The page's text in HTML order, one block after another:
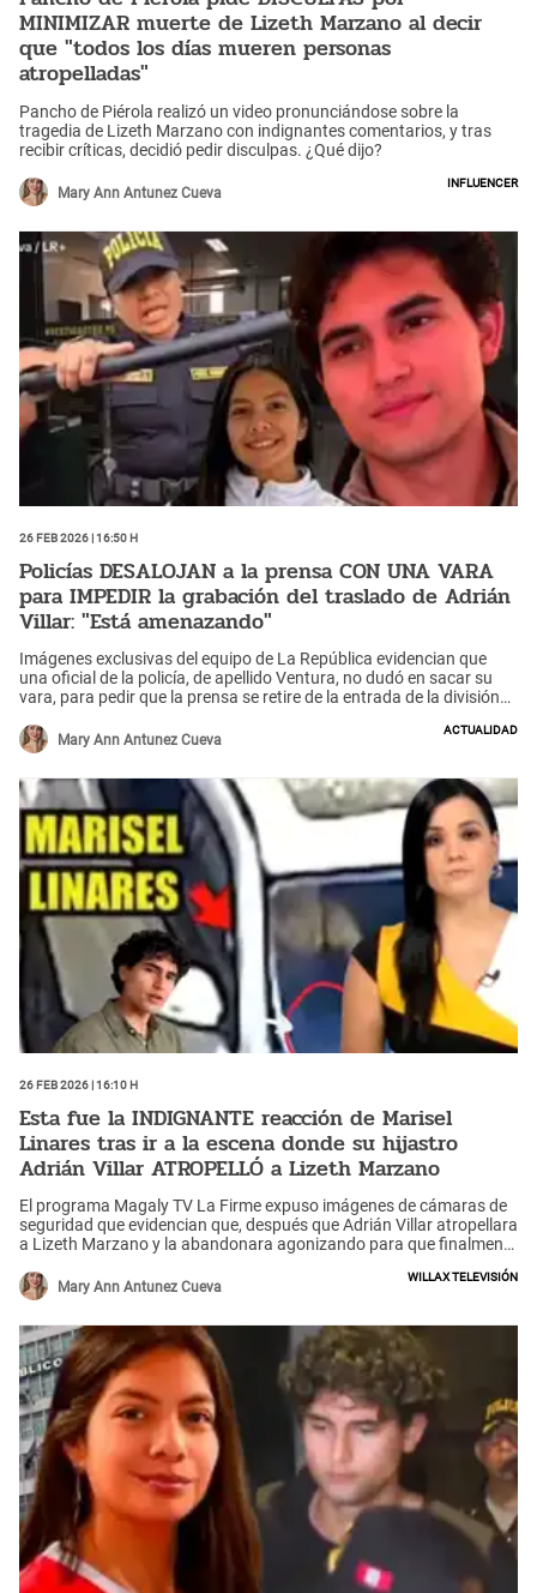
MINIMIZAR muerte de Lizeth Marzano al decir
que "todos los días mueren personas
atropelladas"
Pancho de Piérola realizó un video pronunciándose sobre la
tragedia de Lizeth Marzano con indignantes comentarios, y tras
recibir críticas, decidió pedir disculpas. ¿Qué dijo?
Mary Ann Antunez Cueva
Influencer
26 Feb 2026 | 16:50 h
Policías DESALOJAN a la prensa CON UNA VARA
para IMPEDIR la grabación del traslado de Adrián
Villar: "Está amenazando"
Imágenes exclusivas del equipo de La República evidencian que
una oficial de la policía, de apellido Ventura, no dudó en sacar su
vara, para pedir que la prensa se retire de la entrada de la división
quien se encuentra detenido por atropellar a Lizeth Marzano. En las
imágenes, la prensa reclama que la policía los estaría amenazando
sentían intocables?", se lee entre otros comentarios.
Mary Ann Antunez Cueva
Actualidad
26 Feb 2026 | 16:10 h
Esta fue la INDIGNANTE reacción de Marisel
Linares tras ir a la escena donde su hijastro
Adrián Villar ATROPELLÓ a Lizeth Marzano
El programa Magaly TV La Firme expuso imágenes de cámaras de
seguridad que evidencian que, después que Adrián Villar atropellara
a Lizeth Marzano y la abandonara agonizando para que finalmente
Marisel Linares, decidieron acercarse a la escena donde ocurrió
este trágico crimen. El video deja ver que la periodista optó por
grabar lo que sucedió en la avenida, lo que generó fuertes críticas
en su contra en redes: "Como buena periodista Marisel Linares
alistó su celular para pasar grabando por la calle Camino Real",
entre otros comentarios.
Mary Ann Antunez Cueva
Willax Televisión